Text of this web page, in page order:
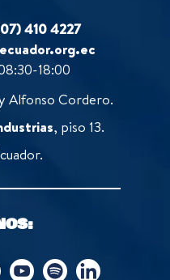
410 4227
18:00
Alfonso Cordero.
, piso 13.